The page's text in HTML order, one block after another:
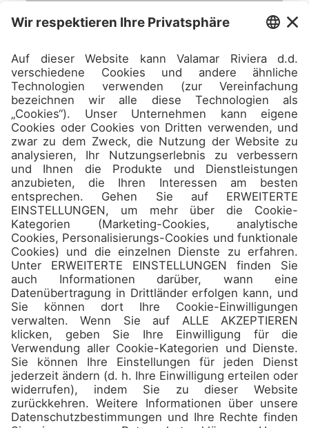
Verpassen Sie nicht die besten
Reiseziele und
Sonderangebote in unserem
Newsletter!
Camps
Über uns
Kontakt
Teilnehmen